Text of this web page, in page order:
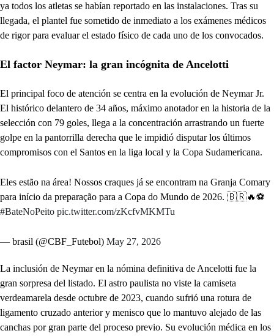
ya todos los atletas se habían reportado en las instalaciones. Tras su
llegada, el plantel fue sometido de inmediato a los exámenes médicos
de rigor para evaluar el estado físico de cada uno de los convocados.
El factor Neymar: la gran incógnita de Ancelotti
El principal foco de atención se centra en la evolución de Neymar Jr.
El histórico delantero de 34 años, máximo anotador en la historia de la
selección con 79 goles, llega a la concentración arrastrando un fuerte
golpe en la pantorrilla derecha que le impidió disputar los últimos
compromisos con el Santos en la liga local y la Copa Sudamericana.
Eles estão na área! Nossos craques já se encontram na Granja Comary
para início da preparação para a Copa do Mundo de 2026. 🇧🇷🔥⚽️
#BateNoPeito pic.twitter.com/zKcfvMKMTu
— brasil (@CBF_Futebol) May 27, 2026
La inclusión de Neymar en la nómina definitiva de Ancelotti fue la
gran sorpresa del listado. El astro paulista no viste la camiseta
verdeamarela desde octubre de 2023, cuando sufrió una rotura de
ligamento cruzado anterior y menisco que lo mantuvo alejado de las
canchas por gran parte del proceso previo. Su evolución médica en los